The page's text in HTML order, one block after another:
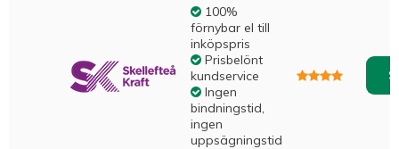
100%
förnybar el till
inköpspris
Prisbelönt
kundservice
Ingen
bindningstid,
ingen
uppsägningstid